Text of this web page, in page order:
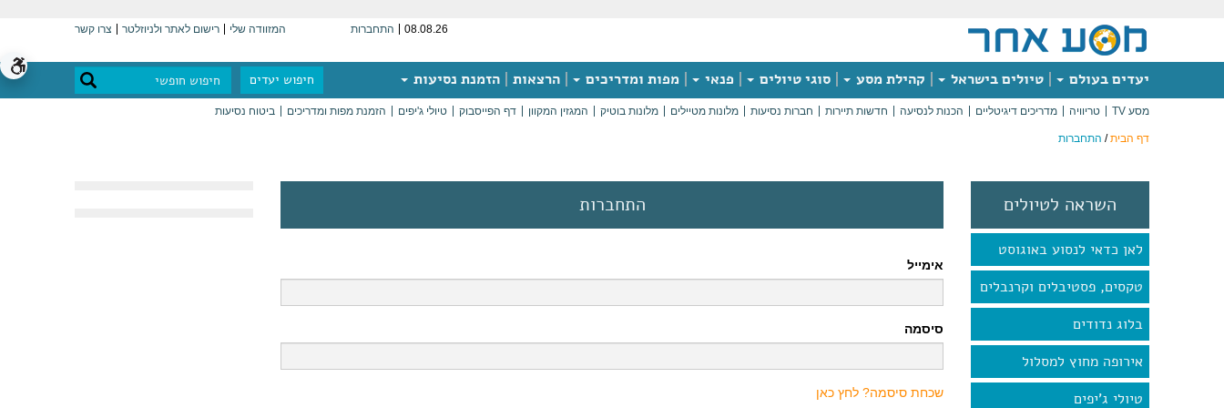
08.08.26 התחברות המזוודה שלי רישום לאתר ולניוזלטר צרו קשר
יעדים בעולם טיולים בישראל קהילת מסע סוגי טיולים פנאי מפות ומדריכים הרצאות הזמנת נסיעות חיפוש יעדים
מסע TV טריוויה מדריכים דיגיטליים הכנות לנסיעה חדשות תיירות חברות נסיעות מלונות מטיילים מלונות בוטיק המגזין המקוון דף הפייסבוק טיולי ג'יפים הזמנת מפות ומדריכים ביטוח נסיעות
דף הבית/ התחברות
השראה לטיולים
לאן כדאי לנסוע באוגוסט
טקסים, פסטיבלים וקרנבלים
בלוג נדודים
אירופה מחוץ למסלול
טיולי ג'יפים
התחברות
אימייל
סיסמה
שכחת סיסמה? לחץ כאן